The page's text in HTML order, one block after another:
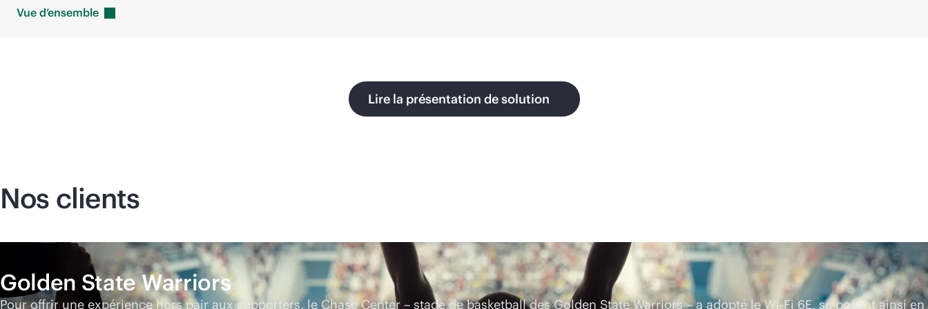
Vue d’ensemble
Lire la présentation de solution
Nos clients
Golden State Warriors
Pour offrir une expérience hors pair aux supporters, le Chase Center – stade de basketball des Golden State Warriors – a adopté leWi-Fi 6E, se posant ainsi en